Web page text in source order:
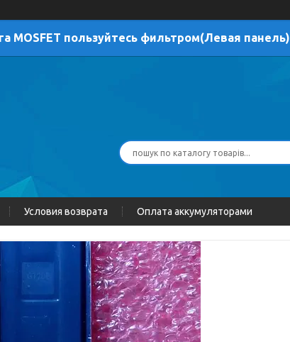
MOSFET пользуйтесь фильтром(Левая панель)
Условия возврата Оплата аккумуляторами